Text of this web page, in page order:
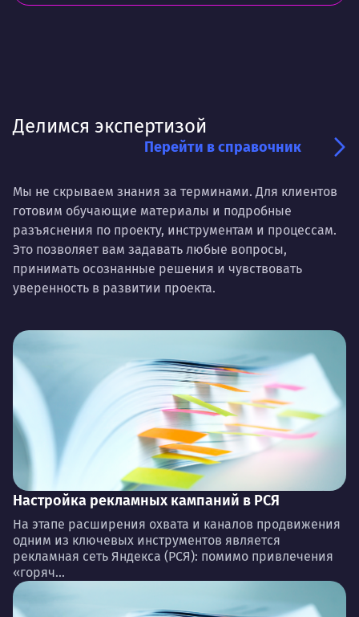
Делимся экспертизой
Перейти в справочник
Мы не скрываем знания за терминами. Для клиентов
готовим обучающие материалы и подробные
разъяснения по проекту, инструментам и процессам.
Это позволяет вам задавать любые вопросы,
принимать осознанные решения и чувствовать
уверенность в развитии проекта.
Настройка рекламных кампаний в РСЯ
На этапе расширения охвата и каналов продвижения
одним из ключевых инструментов является
рекламная сеть Яндекса (РСЯ): помимо привлечения
«горяч...